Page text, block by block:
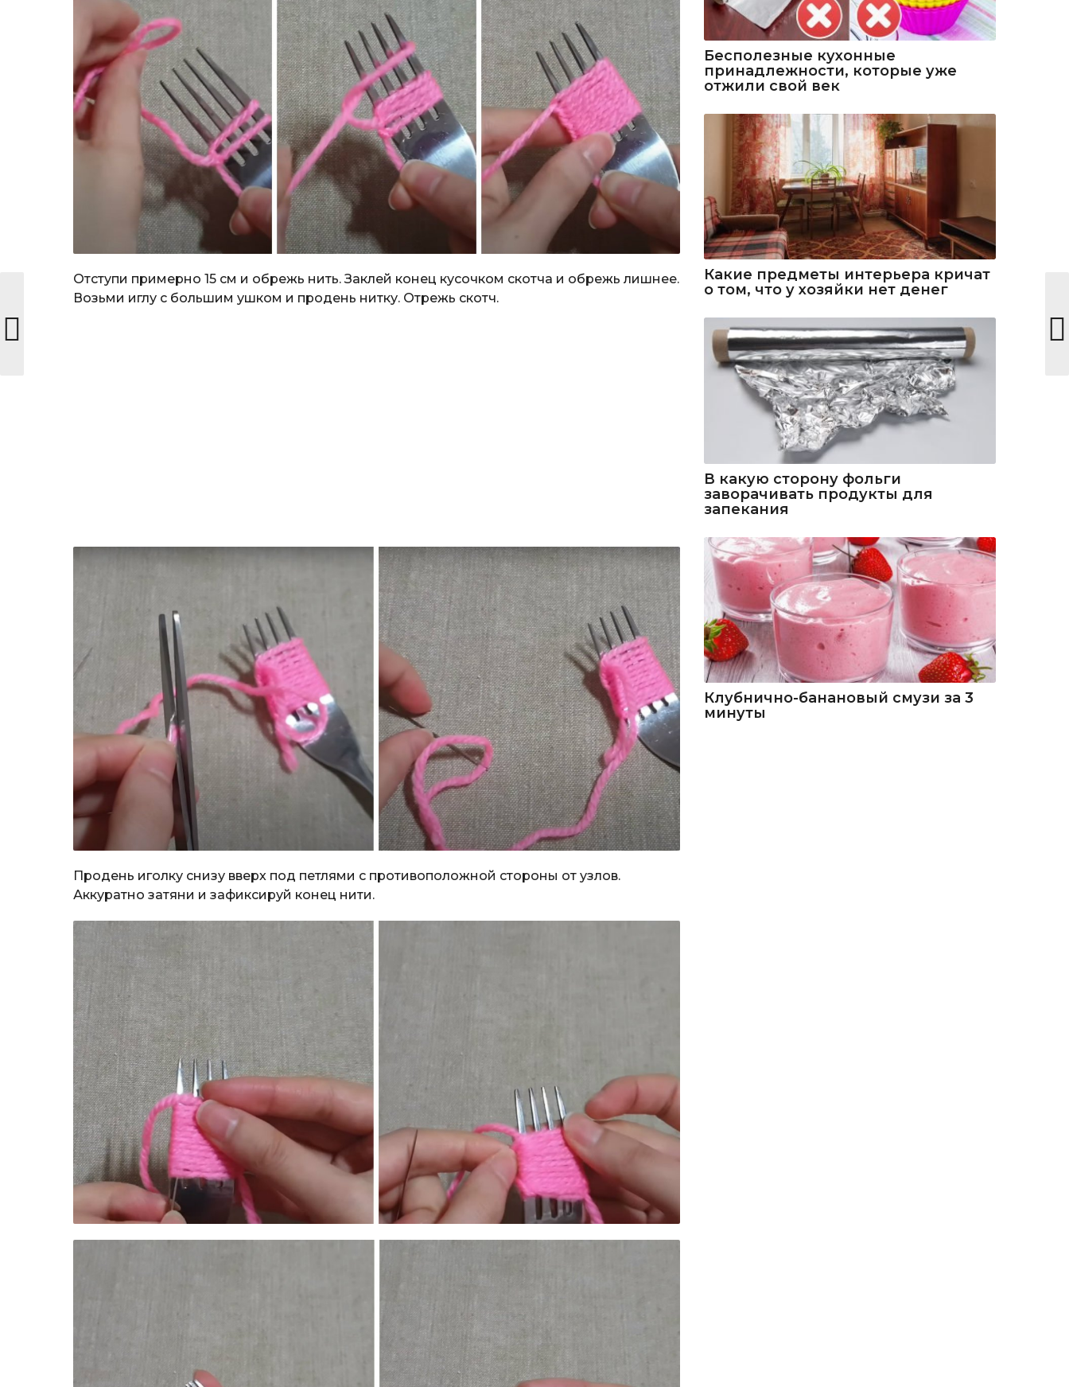
Отступи примерно 15 см и обрежь нить. Заклей конец кусочком скотча и обрежь лишнее.
Возьми иглу с большим ушком и продень нитку. Отрежь скотч.
Продень иголку снизу вверх под петлями с противоположной стороны от узлов.
Аккуратно затяни и зафиксируй конец нити.
Бесполезные кухонные
принадлежности, которые уже
отжили свой век
Какие предметы интерьера кричат
о том, что у хозяйки нет денег
В какую сторону фольги
заворачивать продукты для
запекания
Клубнично-банановый смузи за 3
минуты